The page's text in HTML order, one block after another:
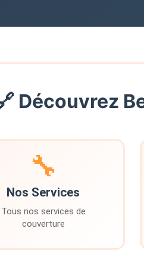
Découvrez
🔧
Nos Services
Tous nos services de
couverture